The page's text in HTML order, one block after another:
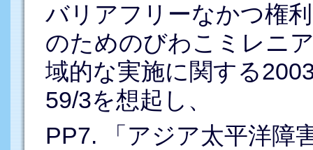
バリアフリーなかつ権
のためのびわこミレニ
域的な実施に関する
59/3を想起し、
PP7. 「アジア太平洋障